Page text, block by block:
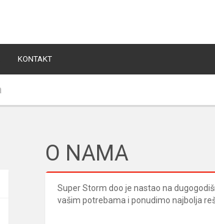
KONTAKT
O NAMA
Super Storm doo je nastao na
vašim potrebama i ponudimo najbolja